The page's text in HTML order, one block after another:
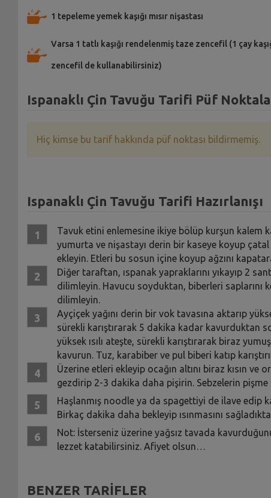
1 tepeleme yemek kaşığı mısır nişastası
Varsa 1 tatlı kaşığı rendelenmiş taze zencefil (1 çay
zencefil de kullanabilirsiniz)
Ispanaklı Çin Tavuğu Tarifi Püf
Hiç kimse bu tarif hakkında püf noktası bildirmemiş.
Ispanaklı Çin Tavuğu Tarifi Hazırlanışı
Tavuk etini enlemesine ikiye bölüp kurşun kalem
yumurta ve nişastayı derin bir kaseye koyup
ekleyin. Etleri bu sosun içine koyup ağzını
Diğer taraftan, ıspanak yapraklarını yıkayıp 2
dilimleyin. Havucu soyduktan, biberleri saplarını
dilimleyin.
Ayçiçek yağını derin bir vok tavasına aktarıp
sürekli karıştırarak 5 dakika kadar kavurduktan
yüksek ısılı ateşte, sürekli karıştırarak biraz
kavurun. Tuz, karabiber ve pul biberi katıp
Üzerine etleri ekleyip ocağın altını biraz kısın ve
gezdirip 2-3 dakika daha pişirin. Sebzelerin
Haşlanmış noodle ya da spagettiyi de ilave edip
Birkaç dakika daha bekleyip ısınmasını
Not: İsterseniz üzerine yağsız tavada
lezzet katabilirsiniz. Afiyet olsun…
BENZER TARİFLER